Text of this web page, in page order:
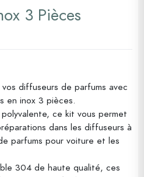
3 Pièces
diffuseurs de parfums avec
en inox 3 pièces.
ce kit vous permet
dans les diffuseurs à
parfums pour voiture et les
304 de haute qualité, ces